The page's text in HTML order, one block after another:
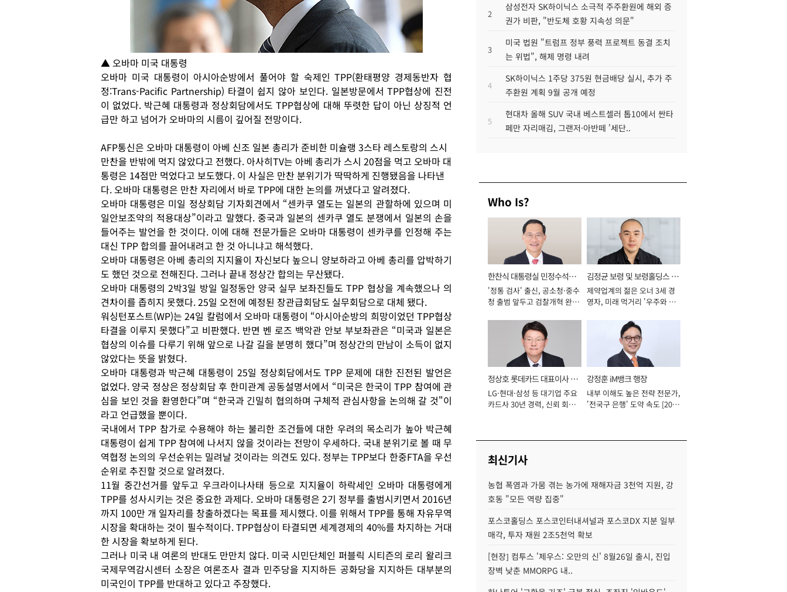
▲ 오바마 미국 대통령
오바마 미국 대통령이 아시아순방에서 풀어야 할 숙제인 TPP(환태평양 경제동반자 협
정:Trans-Pacific Partnership) 타결이 쉽지 않아 보인다. 일본방문에서 TPP협상에 진전
이 없었다. 박근혜 대통령과 정상회담에서도 TPP협상에 대해 뚜렷한 답이 아닌 상징적 언
급만 하고 넘어가 오바마의 시름이 깊어질 전망이다.
AFP통신은 오바마 대통령이 아베 신조 일본 총리가 준비한 미슐랭 3스타 레스토랑의 스시
만찬을 반밖에 먹지 않았다고 전했다. 아사히TV는 아베 총리가 스시 20점을 먹고 오바마 대
통령은 14점만 먹었다고 보도했다. 이 사실은 만찬 분위기가 딱딱하게 진행됐음을 나타낸
다. 오바마 대통령은 만찬 자리에서 바로 TPP에 대한 논의를 꺼냈다고 알려졌다.
오바마 대통령은 미일 정상회담 기자회견에서 “센카쿠 열도는 일본의 관할하에 있으며 미
일안보조약의 적용대상”이라고 말했다. 중국과 일본의 센카쿠 열도 분쟁에서 일본의 손을
들어주는 발언을 한 것이다. 이에 대해 전문가들은 오바마 대통령이 센카쿠를 인정해 주는
대신 TPP 합의를 끌어내려고 한 것 아니냐고 해석했다.
오바마 대통령은 아베 총리의 지지율이 자신보다 높으니 양보하라고 아베 총리를 압박하기
도 했던 것으로 전해진다. 그러나 끝내 정상간 합의는 무산됐다.
오바마 대통령의 2박3일 방일 일정동안 양국 실무 보좌진들도 TPP 협상을 계속했으나 의
견차이를 좁히지 못했다. 25일 오전에 예정된 장관급회담도 실무회담으로 대체 됐다.
워싱턴포스트(WP)는 24일 칼럼에서 오바마 대통령이 “아시아순방의 희망이었던 TPP협상
타결을 이루지 못했다”고 비판했다. 반면 벤 로즈 백악관 안보 부보좌관은 “미국과 일본은
협상의 이슈를 다루기 위해 앞으로 나갈 길을 분명히 했다”며 정상간의 만남이 소득이 없지
않았다는 뜻을 밝혔다.
오바마 대통령과 박근혜 대통령이 25일 정상회담에서도 TPP 문제에 대한 진전된 발언은
없었다. 양국 정상은 정상회담 후 한미관계 공동설명서에서 “미국은 한국이 TPP 참여에 관
심을 보인 것을 환영한다”며 “한국과 긴밀히 협의하며 구체적 관심사항을 논의해 갈 것"이
라고 언급했을 뿐이다.
국내에서 TPP 참가로 수용해야 하는 불리한 조건들에 대한 우려의 목소리가 높아 박근혜
대통령이 쉽게 TPP 참여에 나서지 않을 것이라는 전망이 우세하다. 국내 분위기로 볼 때 무
역협정 논의의 우선순위는 밀려날 것이라는 의견도 있다. 정부는 TPP보다 한중FTA을 우선
순위로 추진할 것으로 알려졌다.
11월 중간선거를 앞두고 우크라이나사태 등으로 지지율이 하락세인 오바마 대통령에게
TPP를 성사시키는 것은 중요한 과제다. 오바마 대통령은 2기 정부를 출범시키면서 2016년
까지 100만 개 일자리를 창출하겠다는 목표를 제시했다. 이를 위해서 TPP를 통해 자유무역
시장을 확대하는 것이 필수적이다. TPP협상이 타결되면 세계경제의 40%를 차지하는 거대
한 시장을 확보하게 된다.
그러나 미국 내 여론의 반대도 만만치 않다. 미국 시민단체인 퍼블릭 시티즌의 로리 왈리크
국제무역감시센터 소장은 여론조사 결과 민주당을 지지하든 공화당을 지지하든 대부분의
미국인이 TPP를 반대하고 있다고 주장했다.
2
삼성전자 SK하이닉스 소극적 주주환원에 해외 증
권가 비판, "반도체 호황 지속성 의문"
3
미국 법원 "트럼프 정부 풍력 프로젝트 동결 조치
는 위법", 해제 명령 내려
4
SK하이닉스 1주당 375원 현금배당 실시, 추가 주
주환원 계획 9월 공개 예정
5
현대차 올해 SUV 국내 베스트셀러 톱10에서 싼타
페만 자리매김, 그랜저·아반떼 '세단..
Who Is?
한찬식 대통령실 민정수석비
서관
'정통 검사' 출신, 공소청·중수
청 출범 앞두고 검찰개혁 완수
김정균 보령 및 보령홀딩스 대
표이사 사장
제약업계의 젊은 오너 3세 경
영자, 미래 먹거리 '우주와 헬
정상호 롯데카드 대표이사 사
장
LG·현대·삼성 등 대기업 주요
카드사 30년 경력, 신뢰 회복
강정훈 iM뱅크 행장
내부 이해도 높은 전략 전문가,
'전국구 은행' 도약 속도 [2026
최신기사
농협 폭염과 가뭄 겪는 농가에 재해자금 3천억 지원, 강
호동 "모든 역량 집중"
포스코홀딩스 포스코인터내셔널과 포스코DX 지분 일부
매각, 투자 재원 2조5천억 확보
[현장] 컴투스 '제우스: 오만의 신' 8월26일 출시, 진입
장벽 낮춘 MMORPG 내..